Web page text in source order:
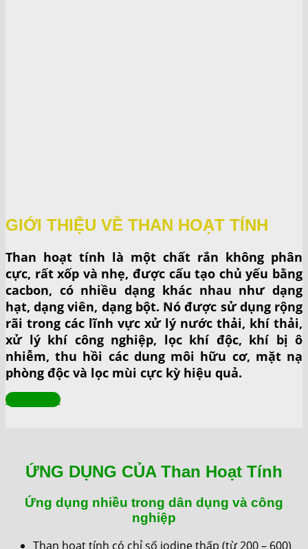
GIỚI THIỆU VỀ THAN HOẠT TÍNH
Than hoạt tính là một chất rắn không phân
cực, rất xốp và nhẹ, được cấu tạo chủ yếu bằng
cacbon, có nhiều dạng khác nhau như dạng
hạt, dạng viên, dạng bột. Nó được sử dụng rộng
rãi trong các lĩnh vực xử lý nước thải, khí thải,
xử lý khí công nghiệp, lọc khí độc, khí bị ô
nhiễm, thu hồi các dung môi hữu cơ, mặt nạ
phòng độc và lọc mùi cực kỳ hiệu quả.
Xem Thêm
ỨNG DỤNG CỦA Than Hoạt Tính
Ứng dụng nhiều trong dân dụng và công
nghiệp
Than hoạt tính có chỉ số iodine thấp (từ 200 – 600)